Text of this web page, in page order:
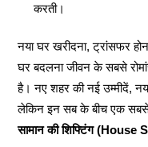
करती।
नया घर खरीदना, ट्रांसफर
घर बदलना जीवन के सबसे
है। नए शहर की नई उम्मीदें,
लेकिन इन सब के बीच एक सबसे
सामान की शिफ्टिंग (House